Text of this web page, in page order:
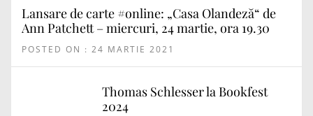
Lansare de carte #online: „Casa Olandeză“ de
Ann Patchett – miercuri, 24 martie, ora 19.30
POSTED ON : 24 MARTIE 2021
Thomas Schlesser la Bookfest
2024